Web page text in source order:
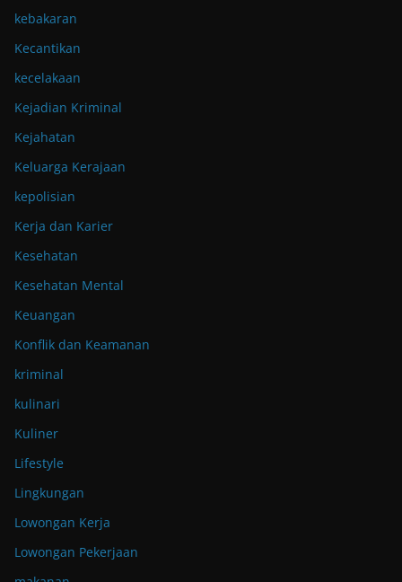
kebakaran
Kecantikan
kecelakaan
Kejadian Kriminal
Kejahatan
Keluarga Kerajaan
kepolisian
Kerja dan Karier
Kesehatan
Kesehatan Mental
Keuangan
Konflik dan Keamanan
kriminal
kulinari
Kuliner
Lifestyle
Lingkungan
Lowongan Kerja
Lowongan Pekerjaan